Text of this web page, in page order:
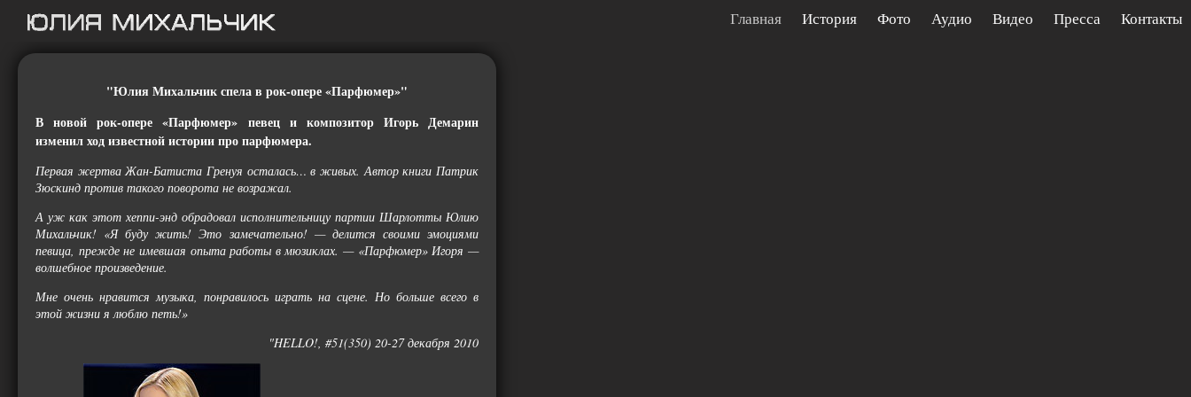
Главная История Фото Аудио Видео Пресса Контакты
"Юлия Михальчик спела в рок-опере «Парфюмер»"
В новой рок-опере «Парфюмер» певец и композитор Игорь Демарин
изменил ход известной истории про парфюмера.
Первая жертва Жан-Батиста Гренуя осталась… в живых. Автор книги Патрик
Зюскинд против такого поворота не возражал.
А уж как этот хеппи-энд обрадовал исполнительницу партии Шарлотты Юлию
Михальчик! «Я буду жить! Это замечательно! — делится своими эмоциями
певица, прежде не имевшая опыта работы в мюзиклах. — «Парфюмер» Игоря —
волшебное произведение.
Мне очень нравится музыка, понравилось играть на сцене. Но больше всего в
этой жизни я люблю петь!»
"HELLO!, #51(350) 20-27 декабря 2010